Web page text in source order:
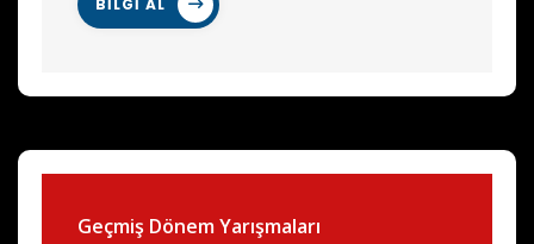
BİLGİ AL
Geçmiş Dönem Yarışmaları